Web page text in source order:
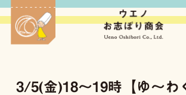
ウエノお志ぼり商会
3/5(金)18〜19時【ゆ〜わ